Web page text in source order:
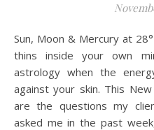
Sun, Moon & Mercury at 28° Scorpio: The moment the veil
thins inside your own
astrology when the
against your skin. This
are the questions my
asked me in the past